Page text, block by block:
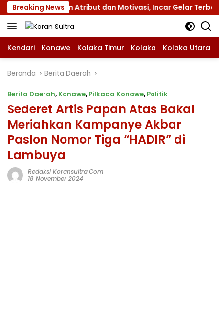
Langsung
ke
konten
Breaking News
XII dengan Atribut dan Motivasi, Incar Gelar Terbaik di
Kendari Konawe Kolaka Timur Kolaka Kolaka Utara
Beranda Berita Daerah
Berita Daerah, Konawe, Pilkada Konawe, Politik
Sederet Artis Papan Atas Bakal
Meriahkan Kampanye Akbar
Paslon Nomor Tiga “HADIR” di
Lambuya
Redaksi Koransultra.com
18 November 2024